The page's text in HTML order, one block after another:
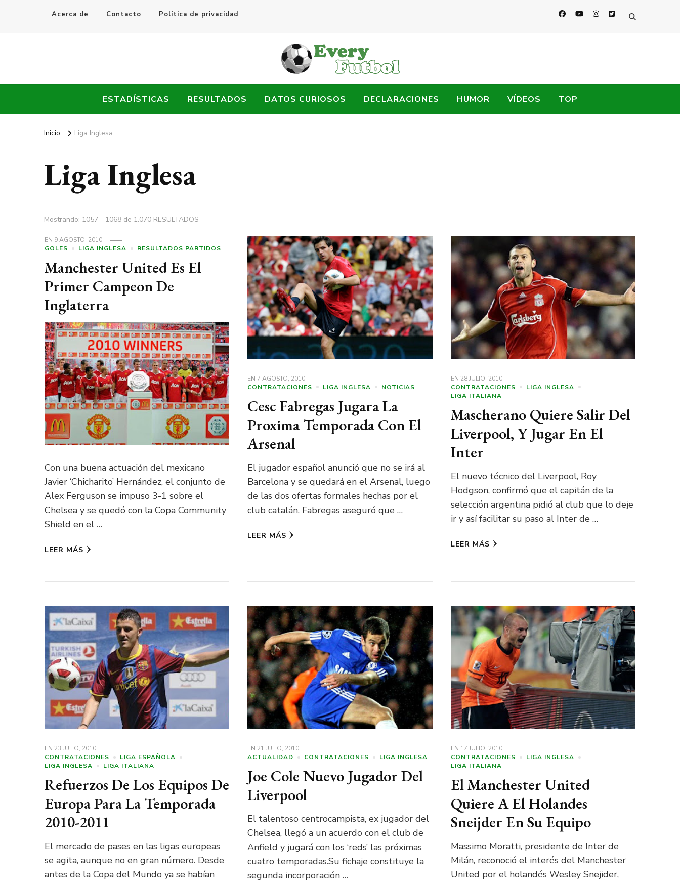
Acerca de Contacto Política de privacidad
Every Fútbol
ESTADÍSTICAS RESULTADOS DATOS CURIOSOS DECLARACIONES HUMOR VÍDEOS TOP
Inicio Liga Inglesa
Liga Inglesa
Mostrando: 1057 - 1068 de 1.070 RESULTADOS
EN 9 AGOSTO, 2010
GOLES
LIGA INGLESA RESULTADOS PARTIDOS
Manchester United Es El
Primer Campeon De
Inglaterra
Con una buena actuación del mexicano
Javier ‘Chicharito’ Hernández, el conjunto de
Alex Ferguson se impuso 3-1 sobre el
Chelsea y se quedó con la Copa Community
Shield en el …
LEER MÁS
EN7 AGOSTO, 2010
CONTRATACIONES
LIGA INGLESA NOTICIAS
Cesc Fabregas Jugara La
Proxima Temporada Con El
Arsenal
El jugador español anunció que no se irá al
Barcelona y se quedará en el Arsenal, luego
de las dos ofertas formales hechas por el
club catalán. Fabregas aseguró que …
LEER MÁS
EN 28 JULIO, 2010
CONTRATACIONES
LIGA INGLESA
LIGA ITALIANA
Mascherano Quiere Salir Del
Liverpool, Y Jugar En El
Inter
El nuevo técnico del Liverpool, Roy
Hodgson, confirmó que el capitán de la
selección argentina pidió al club que lo deje
ir y así facilitar su paso al Inter de …
LEER MÁS
EN 23 JULIO, 2010
CONTRATACIONES
LIGA ESPAÑOLA
LIGA INGLESA
LIGA ITALIANA
Refuerzos De Los Equipos De
Europa Para La Temporada
2010-2011
El mercado de pases en las ligas europeas
se agita, aunque no en gran número. Desde
antes de la Copa del Mundo ya se habían
EN 21 JULIO, 2010
ACTUALIDAD
CONTRATACIONES LIGA INGLESA
Joe Cole Nuevo Jugador Del
Liverpool
El talentoso centrocampista, ex jugador del
Chelsea, llegó a un acuerdo con el club de
Anfield y jugará con los ‘reds’ las próximas
cuatro temporadas.Su fichaje constituye la
segunda incorporación …
EN 17 JULIO, 2010
CONTRATACIONES
LIGA INGLESA
LIGA ITALIANA
El Manchester United
Quiere A El Holandes
Sneijder En Su Equipo
Massimo Moratti, presidente de Inter de
Milán, reconoció el interés del Manchester
United por el holandés Wesley Snejider,